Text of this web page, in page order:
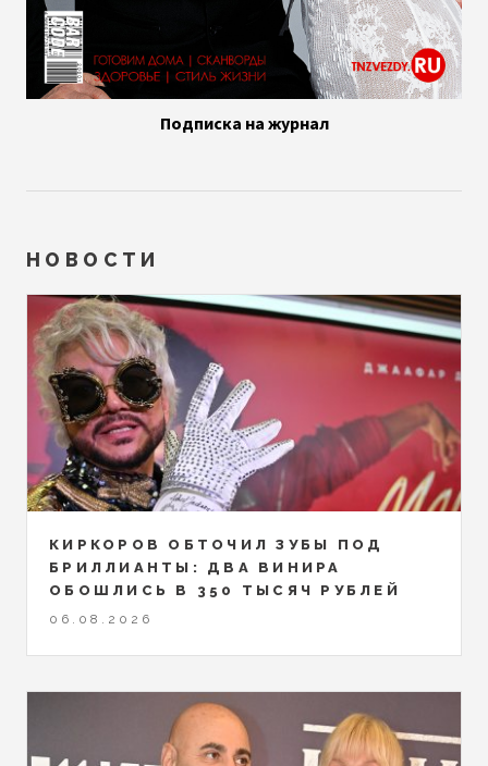
Подписка на журнал
НОВОСТИ
КИРКОРОВ ОБТОЧИЛ ЗУБЫ ПОД
БРИЛЛИАНТЫ: ДВА ВИНИРА
ОБОШЛИСЬ В 350 ТЫСЯЧ РУБЛЕЙ
06.08.2026